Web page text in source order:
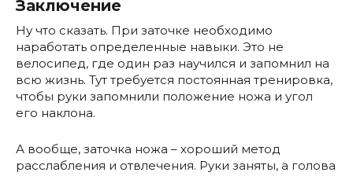
Заключение
Ну что сказать. При заточке необходимо
наработать определенные навыки. Это не
велосипед, где один раз научился и запомнил на
всю жизнь. Тут требуется постоянная тренировка,
чтобы руки запомнили положение ножа и угол
его наклона.
А вообще, заточка ножа – хороший метод
расслабления и отвлечения. Руки заняты, а голова